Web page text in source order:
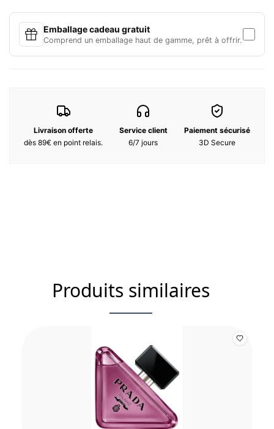
Notes de tête : Iris
Notes de coeur : Cuir, Ambre
Notes de fond : Patchouli, Fève tonka
Emballage cadeau gratuit
Comprend un emballage haut de gamme, prêt à offrir.
Livraison offerte
dès 89€ en point relais.
Service client
6/7 jours
Paiement sécurisé
3D Secure
Produits similaires